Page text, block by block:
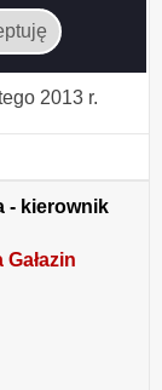
2013 r.
- kierownik